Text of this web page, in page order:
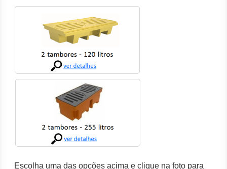
Escolha uma das opções acima e clique na foto para